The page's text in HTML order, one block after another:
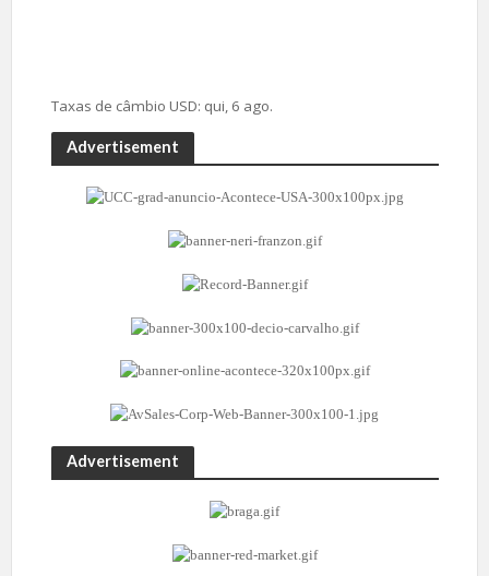
Taxas de câmbio USD: qui, 6 ago.
Advertisement
Advertisement